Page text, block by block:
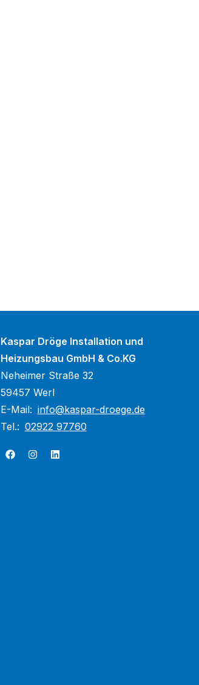
Kaspar Dröge Installation und
Heizungsbau GmbH & Co.KG
Neheimer Straße 32
59457 Werl
E-Mail: info@kaspar-droege.de
Tel.: 02922 97760